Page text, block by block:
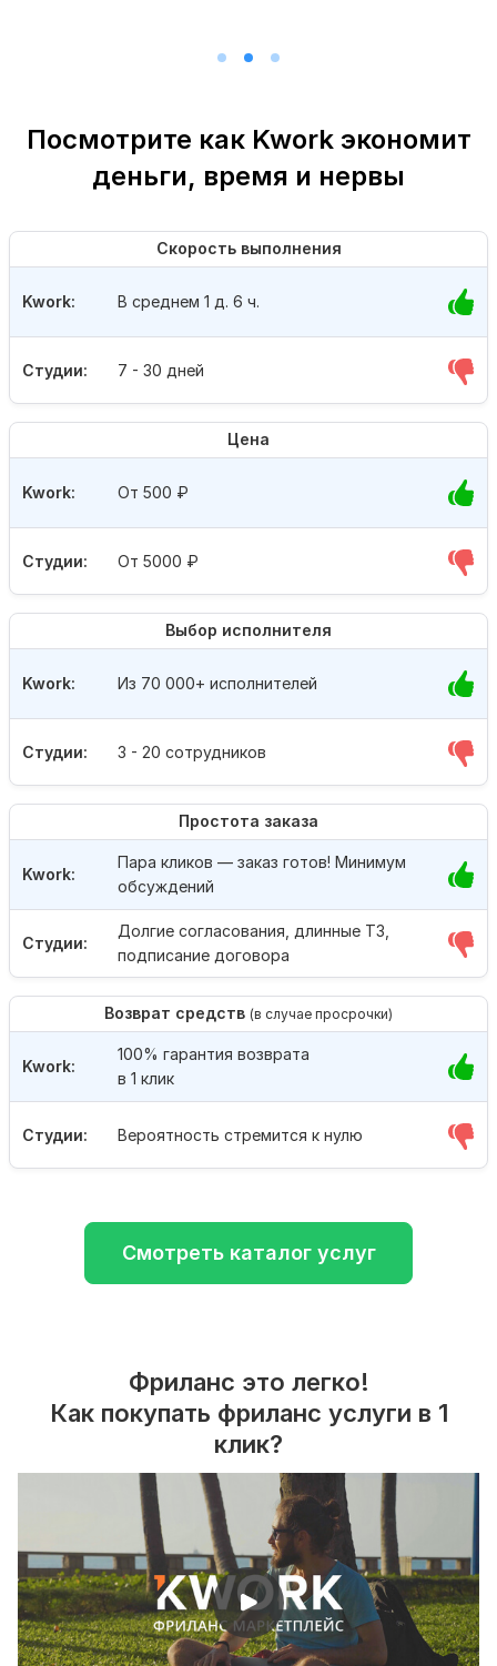
Посмотрите как Kwork экономит
деньги, время и нервы
Скорость выполнения
Студии: 7 - 30 дней
Kwork: В среднем 1 д. 6 ч.
Цена
Студии: От 5000 ₽
Kwork: От 500 ₽
Выбор исполнителя
Студии: 3 - 20 сотрудников
Kwork: Из 70 000+ исполнителей
Простота заказа
Студии:
Долгие согласования, длинные ТЗ,
подписание договора
Kwork:
Пара кликов — заказ готов! Минимум
обсуждений
Возврат средств (в случае просрочки)
Студии: Вероятность стремится к нулю
Kwork:
100% гарантия возврата
в 1 клик
Смотреть каталог услуг
Фриланс это легко!
Как покупать фриланс услуги в 1
клик?